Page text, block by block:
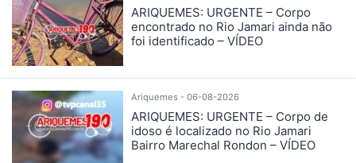
ARIQUEMES: URGENTE – Corpo
encontrado no Rio Jamari ainda não
foi identificado – VÍDEO
Ariquemes - 06-08-2026
ARIQUEMES: URGENTE – Corpo de
idoso é localizado no Rio Jamari
Bairro Marechal Rondon – VÍDEO